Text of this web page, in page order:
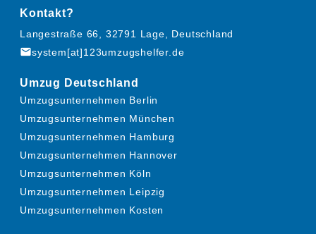
Kontakt?
Langestraße 66, 32791 Lage, Deutschland
mailsystem[at]123umzugshelfer.de
Umzug Deutschland
Umzugsunternehmen Berlin
Umzugsunternehmen München
Umzugsunternehmen Hamburg
Umzugsunternehmen Hannover
Umzugsunternehmen Köln
Umzugsunternehmen Leipzig
Umzugsunternehmen Kosten